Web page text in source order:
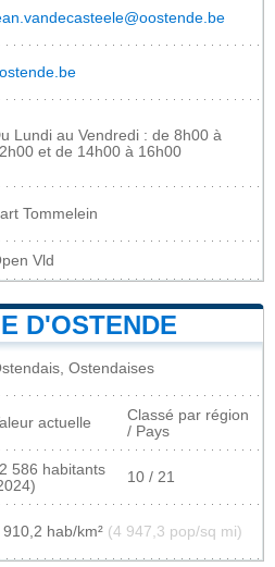
Lundi au Vendredi : de 8h00 à
et de 14h00 à 16h00
Tommelein
Vld
D'OSTENDE
Ostendaises
actuelle
Classé par région
/ Pays
586 habitants
10 / 21
910,2 hab/km² (4 947,3 pop/sq mi)